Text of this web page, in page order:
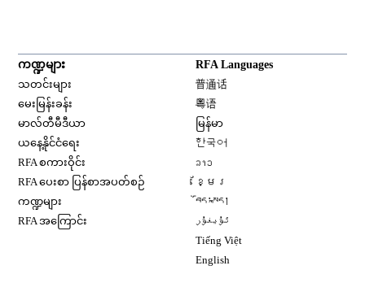
ကဏ္ဍများ
သတင်းများ
မေးမြန်းခန်း
မာလ်တီမီဒီယာ
ယနေ့နိုင်ငံရေး
RFA စကားဝိုင်း
RFA ပေးစာ ပြန်စာအပတ်စဉ်
ကဏ္ဍများ
RFA အကြောင်း
RFA Languages
普通话
粤语
မြန်မာ
한국어
ລາວ
ខ្មែរ
བོད་སྐད།
ئۇيغۇر
Tiếng Việt
English